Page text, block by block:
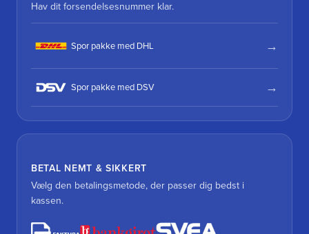
Hav dit forsendelsesnummer klar.
Spor pakke med DHL
Spor pakke med DSV
BETAL NEMT & SIKKERT
Vælg den betalingsmetode, der passer dig bedst i
kassen.